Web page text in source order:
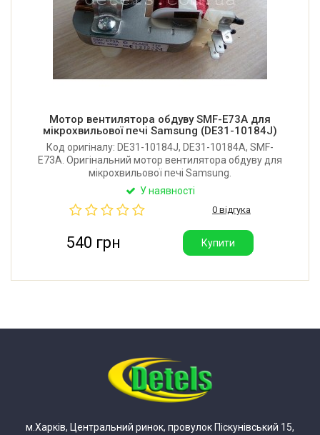
Мотор вентилятора обдуву SMF-E73A для
мікрохвильової печі Samsung (DE31-10184J)
Код оригіналу: DE31-10184J, DE31-10184A, SMF-
E73A. Оригінальний мотор вентилятора обдуву для
мікрохвильової печі Samsung.
У наявності
0 відгука
540 грн Купити
м.Харків, Центральний ринок, провулок Піскунівський 15,